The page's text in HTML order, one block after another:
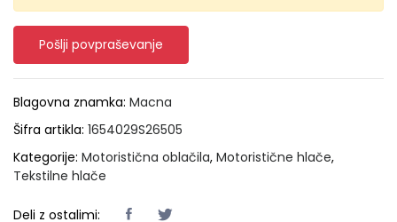
Pošlji povpraševanje
Blagovna znamka: Macna
Šifra artikla: 1654029S26505
Kategorije: Motoristična oblačila, Motoristične hlače,
Tekstilne hlače
Deli z ostalimi: